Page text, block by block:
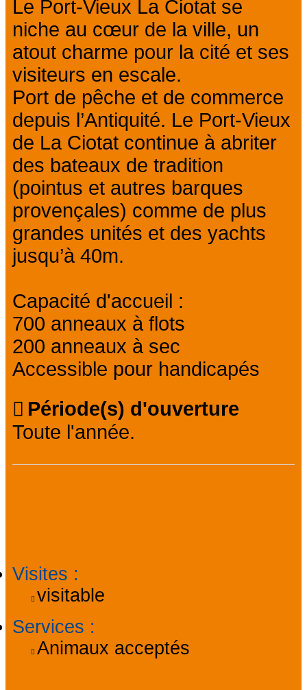
Le Port-Vieux La Ciotat se
niche au cœur de la ville, un
atout charme pour la cité et ses
visiteurs en escale.
Port de pêche et de commerce
depuis l’Antiquité. Le Port-Vieux
de La Ciotat continue à abriter
des bateaux de tradition
(pointus et autres barques
provençales) comme de plus
grandes unités et des yachts
jusqu’à 40m.
Capacité d'accueil :
700 anneaux à flots
200 anneaux à sec
Accessible pour handicapés
Période(s) d'ouverture
Toute l'année.
Visites :
visitable
Services :
Animaux acceptés